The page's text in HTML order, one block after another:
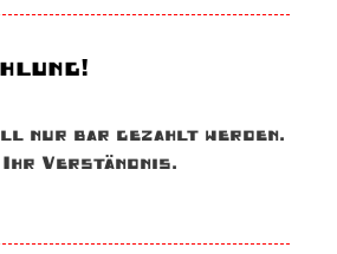
nur bar gezahlt werden.
Ihr Verständnis.